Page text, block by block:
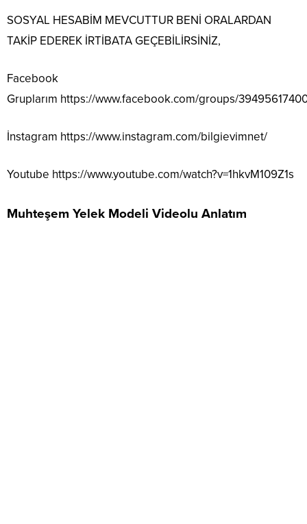
SOSYAL HESABİM MEVCUTTUR BENİ ORALARDAN
TAKİP EDEREK İRTİBATA GEÇEBİLİRSİNİZ,
Facebook
Gruplarım https://www.facebook.com/groups/
İnstagram https://www.instagram.com/bilgievimnet/
Youtube https://www.youtube.com/watch?v=1hkvM109Z1s
Muhteşem Yelek Modeli Videolu Anlatım